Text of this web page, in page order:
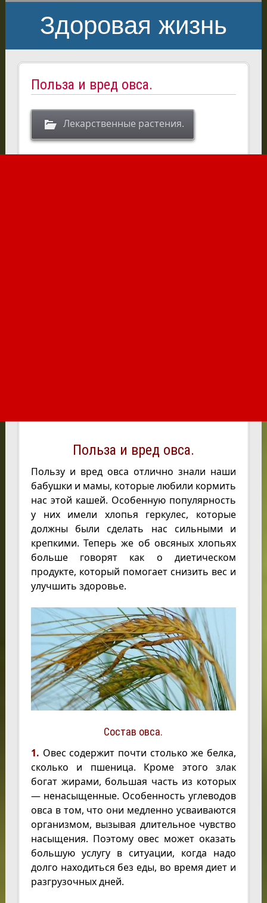
Здоровая жизнь
Польза и вред овса.
Лекарственные растения.
Польза и вред овса.
Пользу и вред овса отлично знали наши
бабушки и мамы, которые любили кормить
нас этой кашей. Особенную популярность
у них имели хлопья геркулес, которые
должны были сделать нас сильными и
крепкими. Теперь же об овсяных хлопьях
больше говорят как о диетическом
продукте, который помогает снизить вес и
улучшить здоровье.
Состав овса.
1. Овес содержит почти столько же белка,
сколько и пшеница. Кроме этого злак
богат жирами, большая часть из которых
— ненасыщенные. Особенность углеводов
овса в том, что они медленно усваиваются
организмом, вызывая длительное чувство
насыщения. Поэтому овес может оказать
большую услугу в ситуации, когда надо
долго находиться без еды, во время диет и
разгрузочных дней.